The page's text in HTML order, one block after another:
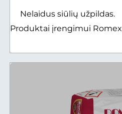
Nelaidus siūlių užpildas.
Produktai įrengimui Romex